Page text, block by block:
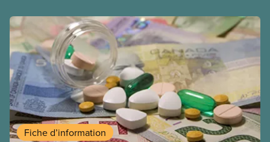
Fiche d’information